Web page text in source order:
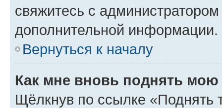
свяжитесь с
дополнительной информации.
Вернуться к началу
Как мне вновь поднять мою
Щёлкнув по ссылке «Поднять